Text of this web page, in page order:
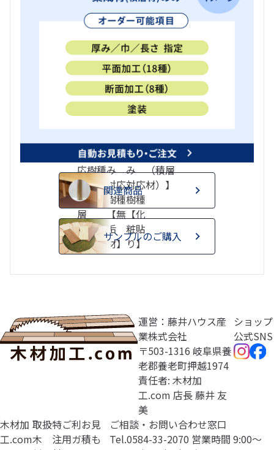
ル（白、
黄）
ミディ
アム
（薄
茶）
ダーク
（濃
茶、
黒）
価格帯
低中高
その他
ト・塗
装の
み 対
応樹種
【集成
材（積
層
材）】
ト・
塗装
の
み
対応
樹種
【無
垢
材】
カッ
ト・
塗装
の
み
対応
樹種
【化
粧貼
り】
フルオー
ダー 対
応樹種
【集成材
（積層
材）】
産
材
関連商品
サンプルのご購入
運営：藤井ハウス産
業株式会社
〒503-1316 岐阜県養
老郡養老町押越1974
責任者: 木材加
工.com 店長 藤井 友
美
ショップ
公式SNS
木材加
工.com
取扱
木
特
注
ご利
用ガ
お見
積も
ご相談・お問い合わせ窓口
Tel.0584-33-2070 営業時間 9:00〜